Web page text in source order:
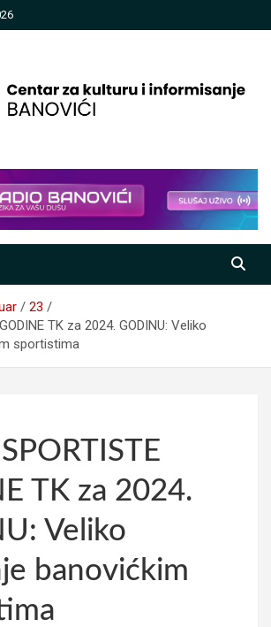
kulturu i informisanje
23
TK za 2024. GODINU: Veliko
sportistima
TK za 2024.
Veliko
banovićkim